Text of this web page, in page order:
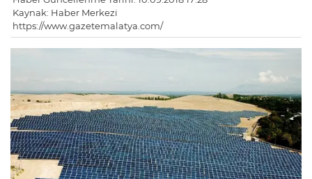
Kaynak: Haber Merkezi
https://www.gazetemalatya.com/